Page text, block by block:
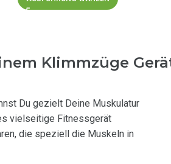
Klimmzüge
Du gezielt Deine Muskulatur
vielseitige Fitnessgerät
die speziell die Muskeln in